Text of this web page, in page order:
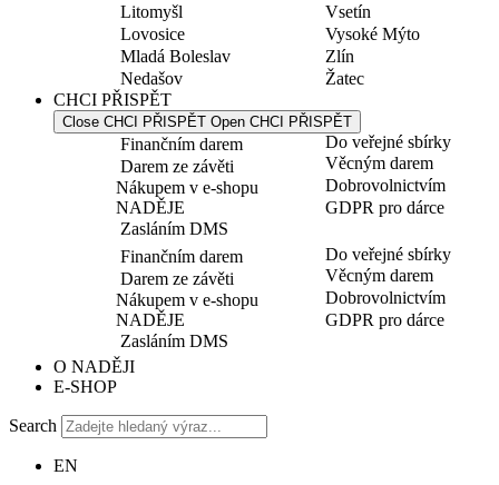
Litomyšl
Lovosice
Mladá Boleslav
Nedašov
Vsetín
Vysoké Mýto
Zlín
Žatec
CHCI PŘISPĚT
Close CHCI PŘISPĚT Open CHCI PŘISPĚT
Finančním darem
Darem ze závěti
Nákupem v e-shopu
NADĚJE
Zasláním DMS
Do veřejné sbírky
Věcným darem
Dobrovolnictvím
GDPR pro dárce
Finančním darem
Darem ze závěti
Nákupem v e-shopu
NADĚJE
Zasláním DMS
Do veřejné sbírky
Věcným darem
Dobrovolnictvím
GDPR pro dárce
O NADĚJI
E-SHOP
Search
EN